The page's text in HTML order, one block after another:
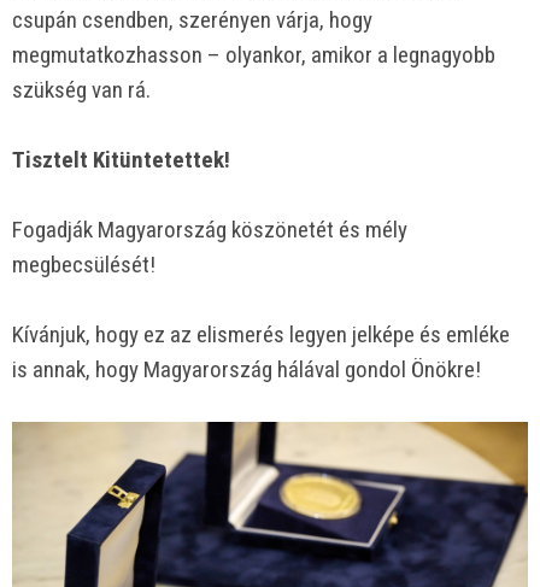
csupán csendben, szerényen várja, hogy
megmutatkozhasson – olyankor, amikor a legnagyobb
szükség van rá.
Tisztelt Kitüntetettek!
Fogadják Magyarország köszönetét és mély
megbecsülését!
Kívánjuk, hogy ez az elismerés legyen jelképe és emléke
is annak, hogy Magyarország hálával gondol Önökre!